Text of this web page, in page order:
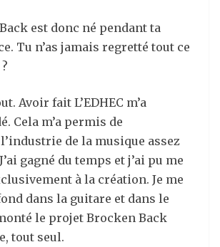
est donc né pendant ta
Tu n’as jamais regretté tout ce
Avoir fait L’EDHEC m’a
Cela m’a permis de
de la musique assez
gagné du temps et j’ai pu me
à la création. Je me
dans la guitare et dans le
le projet Brocken Back
tout seul.